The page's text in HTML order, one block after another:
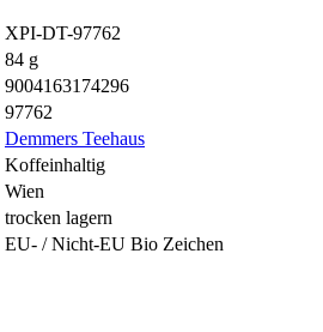
XPI-DT-97762
84 g
9004163174296
97762
Demmers Teehaus
Koffeinhaltig
Wien
trocken lagern
EU- / Nicht-EU Bio Zeichen